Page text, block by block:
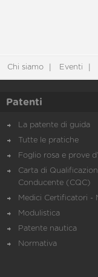
Chi siamo Eventi
Patenti
La patente di guida
Tutte le pratiche
Foglio rosa e prove
Carta di
Conducente (CQC)
Medici Certificatori -
Modulistica
Patente nautica
Normativa